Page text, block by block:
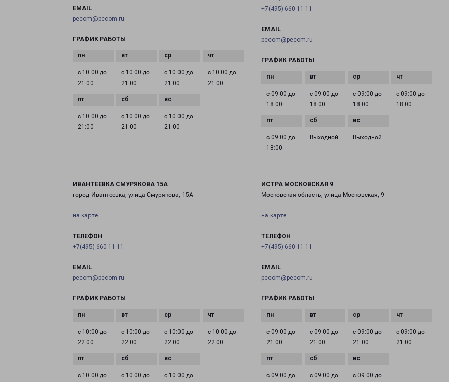
EMAIL
pecom@pecom.ru
ГРАФИК РАБОТЫ
с 10:00 до
21:00
с 10:00 до
21:00
с 10:00 до
21:00
с 10:00 до
21:00
с 10:00 до
21:00
с 10:00 до
21:00
с 10:00 до
21:00
+7(495) 660-11-11
EMAIL
pecom@pecom.ru
ГРАФИК РАБОТЫ
с 09:00 до
18:00
с 09:00 до
18:00
с 09:00 до
18:00
с 09:00 до
18:00
с 09:00 до
18:00
Выходной Выходной
ИВАНТЕЕВКА СМУРЯКОВА 15А
город Ивантеевка, улица Смурякова, 15А
на карте
ТЕЛЕФОН
+7(495) 660-11-11
EMAIL
pecom@pecom.ru
ГРАФИК РАБОТЫ
с 10:00 до
22:00
с 10:00 до
22:00
с 10:00 до
22:00
с 10:00 до
22:00
с 10:00 до с 10:00 до с 10:00 до
ИСТРА МОСКОВСКАЯ 9
Московская область, улица Московская, 9
на карте
ТЕЛЕФОН
+7(495) 660-11-11
EMAIL
pecom@pecom.ru
ГРАФИК РАБОТЫ
с 09:00 до
21:00
с 09:00 до
21:00
с 09:00 до
21:00
с 09:00 до
21:00
с 09:00 до с 09:00 до с 09:00 до